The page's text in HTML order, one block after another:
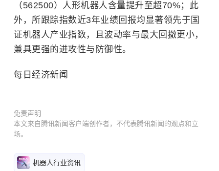
（562500）人形机器人含量提升至超70%；此
外，所跟踪指数近3年业绩回报均显著领先于国
证机器人产业指数，且波动率与最大回撤更小，
兼具更强的进攻性与防御性。
每日经济新闻
免责声明
本文来自腾讯新闻客户端创作者，不代表腾讯新闻的观点和立
场。
机器人行业资讯